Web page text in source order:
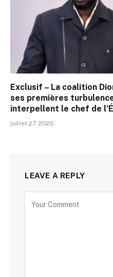
Exclusif – La coalition
ses premières
interpellent le chef de
juillet 27, 2026
LEAVE A REPLY